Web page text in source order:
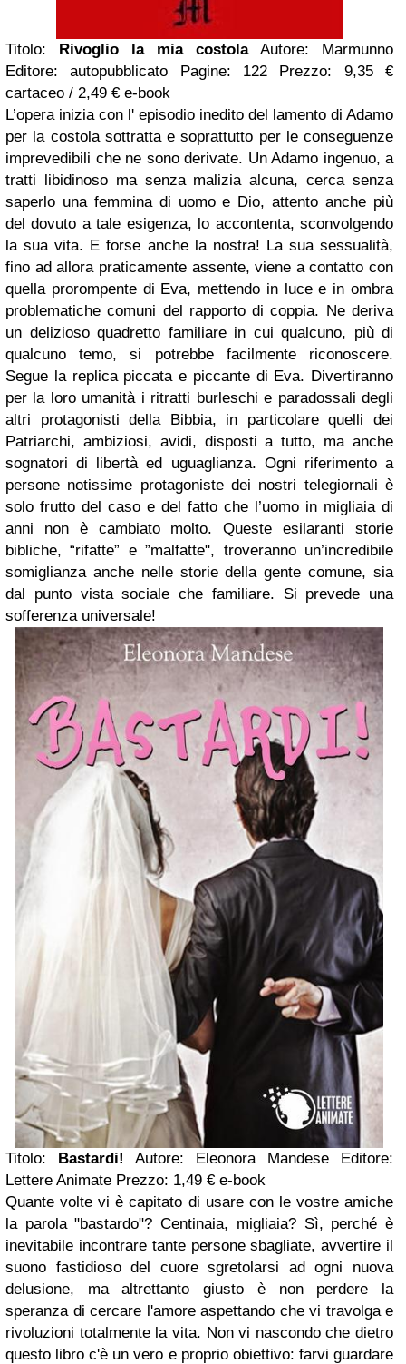
Titolo: Rivoglio la mia costolaAutore: Marmunno
Editore: autopubblicato Pagine: 122 Prezzo: 9,35 €
cartaceo / 2,49 € e-book
L’opera inizia con l' episodio inedito del lamento di Adamo
per la costola sottratta e soprattutto per le conseguenze
imprevedibili che ne sono derivate. Un Adamo ingenuo, a
tratti libidinoso ma senza malizia alcuna, cerca senza
saperlo una femmina di uomo e Dio, attento anche più
del dovuto a tale esigenza, lo accontenta, sconvolgendo
la sua vita. E forse anche la nostra! La sua sessualità,
fino ad allora praticamente assente, viene a contatto con
quella prorompente di Eva, mettendo in luce e in ombra
problematiche comuni del rapporto di coppia. Ne deriva
un delizioso quadretto familiare in cui qualcuno, più di
qualcuno temo, si potrebbe facilmente riconoscere.
Segue la replica piccata e piccante di Eva. Divertiranno
per la loro umanità i ritratti burleschi e paradossali degli
altri protagonisti della Bibbia, in particolare quelli dei
Patriarchi, ambiziosi, avidi, disposti a tutto, ma anche
sognatori di libertà ed uguaglianza. Ogni riferimento a
persone notissime protagoniste dei nostri telegiornali è
solo frutto del caso e del fatto che l’uomo in migliaia di
anni non è cambiato molto. Queste esilaranti storie
bibliche, “rifatte” e ”malfatte", troveranno un’incredibile
somiglianza anche nelle storie della gente comune, sia
dal punto vista sociale che familiare. Si prevede una
sofferenza universale!
Titolo: Bastardi!
Autore: Eleonora Mandese Editore:
Lettere Animate Prezzo: 1,49 € e-book
Quante volte vi è capitato di usare con le vostre amiche
la parola "bastardo"? Centinaia, migliaia? Sì, perché è
inevitabile incontrare tante persone sbagliate, avvertire il
suono fastidioso del cuore sgretolarsi ad ogni nuova
delusione, ma altrettanto giusto è non perdere la
speranza di cercare l'amore aspettando che vi travolga e
rivoluzioni totalmente la vita. Non vi nascondo che dietro
questo libro c'è un vero e proprio obiettivo: farvi guardare